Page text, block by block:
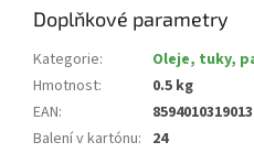
Doplňkové parametry
Kategorie:
Oleje, tuky,
Hmotnost:
0.5 kg
EAN:
8594010319013
Balení v kartónu: 24